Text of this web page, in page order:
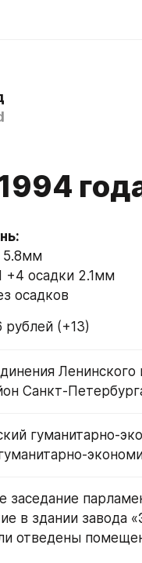
5.8мм
+4 осадки 2.1мм
осадков
рублей (+13)
Санкт-
гуманитарно-
заседание
в здании завода
отведены